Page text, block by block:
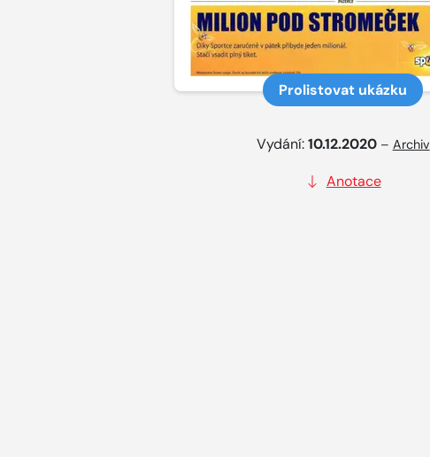
Prolistovat ukázku
Vydání:10.12.2020 – Archiv
Anotace